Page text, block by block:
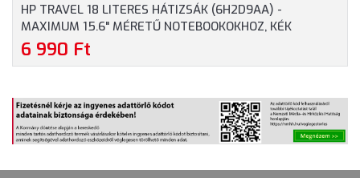
HP TRAVEL 18 LITERES HÁTIZSÁK (6H2D9AA) -
MAXIMUM 15.6" MÉRETŰ NOTEBOOKOKHOZ, KÉK
SZÍNBEN
6 990 Ft